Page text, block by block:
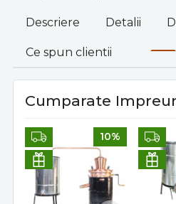
Descriere Detalii
Ce spun clientii
Cumparate
10%